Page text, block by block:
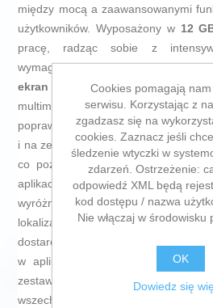
między mocą a zaawansowanymi
użytkowników. Wyposażony w 12
pracę, radząc sobie z
wymagającymi aplikacjami bez
ekran wyróżnia się dużym
multimediów i przeglądania treści
poprawia komfort użytkowania
i na zewnątrz. Ponadto posiada256
co pozwala na przechowywanie
aplikacji bez obaw o brak miejsca.
wyróżnia się integracjaGPS,
lokalizację dla nawigacji i aplikacji
dostarczający danych o ciśnieniu
w aplikacjach do monitorowania
zestaw parametrów czyni
wszechstronnym rozwiązaniem
Cookies pomagają nam
serwisu. Korzystając z
zgadzasz się na
cookies. Zaznacz jeśli
śledzenie wtyczki w
zdarzeń. Ostrzeżenie:
odpowiedź XML będą
kod dostępu / nazwa
Nie włączaj w środowisku
OK
Dowiedz się